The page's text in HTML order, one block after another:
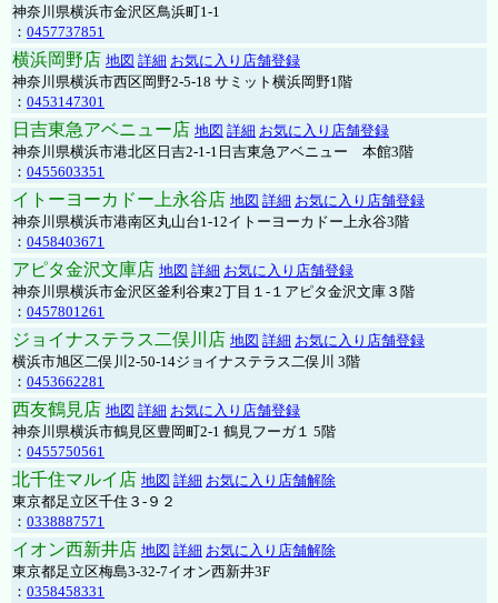
神奈川県横浜市金沢区鳥浜町1-1
： 0457737851
横浜岡野店 地図 詳細 お気に入り店舗登録
神奈川県横浜市西区岡野2-5-18 サミット横浜岡野1階
： 0453147301
日吉東急アベニュー店 地図 詳細 お気に入り店舗登録
神奈川県横浜市港北区日吉2-1-1日吉東急アベニュー 本館3階
： 0455603351
イトーヨーカドー上永谷店 地図 詳細 お気に入り店舗登録
神奈川県横浜市港南区丸山台1-12イトーヨーカドー上永谷3階
： 0458403671
アピタ金沢文庫店 地図 詳細 お気に入り店舗登録
神奈川県横浜市金沢区釜利谷東2丁目１-１アピタ金沢文庫３階
： 0457801261
ジョイナステラス二俣川店 地図 詳細 お気に入り店舗登録
横浜市旭区二俣川2-50-14ジョイナステラス二俣川 3階
： 0453662281
西友鶴見店 地図 詳細 お気に入り店舗登録
神奈川県横浜市鶴見区豊岡町2-1 鶴見フーガ１ 5階
： 0455750561
北千住マルイ店 地図 詳細 お気に入り店舗解除
東京都足立区千住３-９２
： 0338887571
イオン西新井店 地図 詳細 お気に入り店舗解除
東京都足立区梅島3-32-7イオン西新井3F
： 0358458331